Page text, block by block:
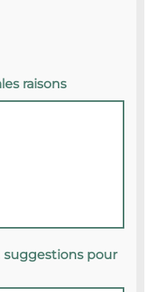
raisons
suggestions pour